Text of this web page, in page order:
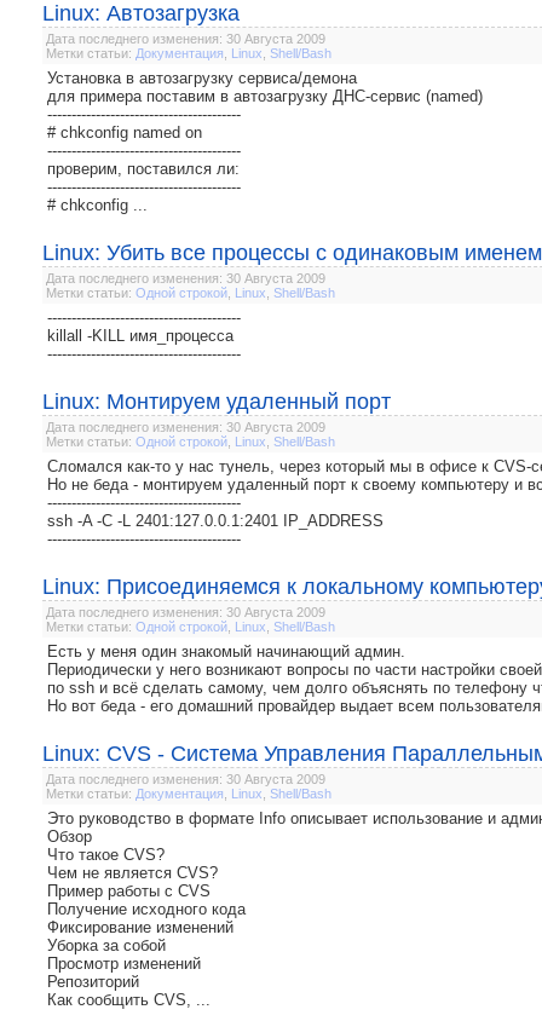
Linux: Автозагрузка
Дата последнего изменения: 30 Августа 2009
Метки статьи: Документация Linux Shell/Bash
Установка в автозагрузку сервиса/демона
для примера поставим в автозагрузку ДНС-сервис (named)
----------------------------------------
# chkconfig named on
----------------------------------------
проверим, поставился ли:
----------------------------------------
# chkconfig ...
Linux: Убить все процессы с одинаковым именем
Дата последнего изменения: 30 Августа 2009
Метки статьи: Одной строкой Linux Shell/Bash
----------------------------------------
killall -KILL имя_процесса
----------------------------------------
Linux: Монтируем удаленный порт
Дата последнего изменения: 30 Августа 2009
Метки статьи: Одной строкой Linux Shell/Bash
Сломался как-то у нас тунель, через который мы в офисе к CVS-
Но не беда - монтируем удаленный порт к своему компьютеру и
----------------------------------------
ssh -A -C -L 2401:127.0.0.1:2401 IP_ADDRESS
----------------------------------------
Linux: Присоединяемся к локальному
Дата последнего изменения: 30 Августа 2009
Метки статьи: Одной строкой Linux Shell/Bash
Есть у меня один знакомый начинающий админ.
Периодически у него возникают вопросы по части настройки
по ssh и всё сделать самому, чем долго объяснять по телефону
Но вот беда - его домашний провайдер выдает всем
Linux: CVS - Система Управления
Дата последнего изменения: 30 Августа 2009
Метки статьи: Документация Linux Shell/Bash
Это руководство в формате Info описывает использование и
Обзор
Что такое CVS?
Чем не является CVS?
Пример работы с CVS
Получение исходного кода
Фиксирование изменений
Уборка за собой
Просмотр изменений
Репозиторий
Как сообщить CVS, ...